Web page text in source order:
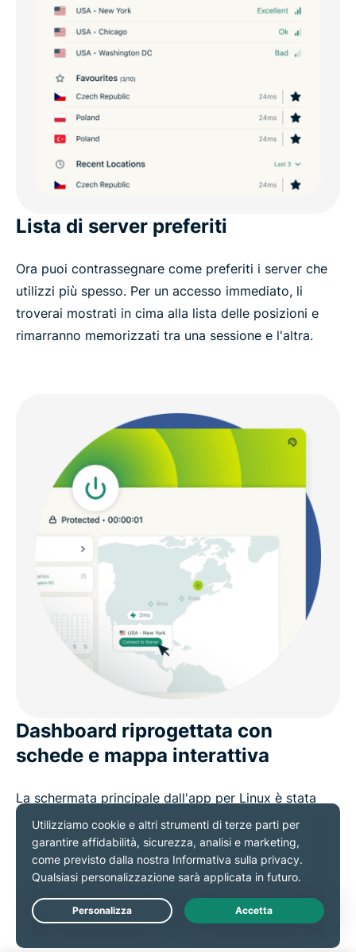
Lista di server preferiti
Ora puoi contrassegnare come preferiti i server che
utilizzi più spesso. Per un accesso immediato, li
troverai mostrati in cima alla lista delle posizioni e
rimarranno memorizzati tra una sessione e l'altra.
Dashboard riprogettata con
schede e mappa interattiva
La schermata principale dall'app per Linux è stata
completamente rinnovata:
Scheda "Connessione rapida" per l'accesso con un
Location).
Live Chat